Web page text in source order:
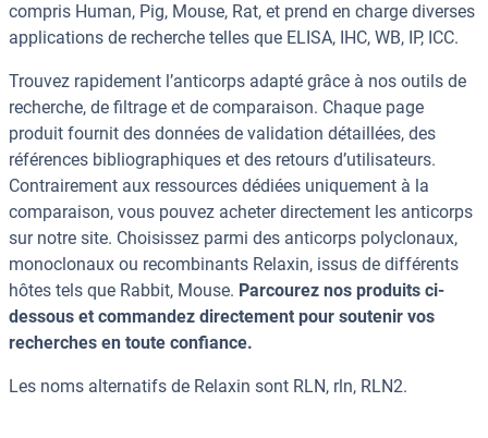
compris Human, Pig, Mouse, Rat, et prend en charge diverses
applications de recherche telles que ELISA, IHC, WB, IP, ICC.
Trouvez rapidement l’anticorps adapté grâce à nos outils de
recherche, de filtrage et de comparaison. Chaque page
produit fournit des données de validation détaillées, des
références bibliographiques et des retours d’utilisateurs.
Contrairement aux ressources dédiées uniquement à la
comparaison, vous pouvez acheter directement les anticorps
sur notre site. Choisissez parmi des anticorps polyclonaux,
monoclonaux ou recombinants Relaxin, issus de différents
hôtes tels que Rabbit, Mouse. Parcourez nos produits ci-
dessous et commandez directement pour soutenir vos
recherches en toute confiance.
Les noms alternatifs de Relaxin sont RLN, rln, RLN2.